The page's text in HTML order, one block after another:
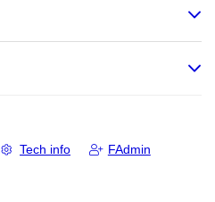
Tech info FAdmin